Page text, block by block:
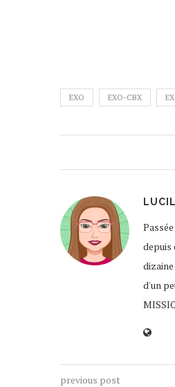
EXO EXO-CBX
depuis
d'un
previous post